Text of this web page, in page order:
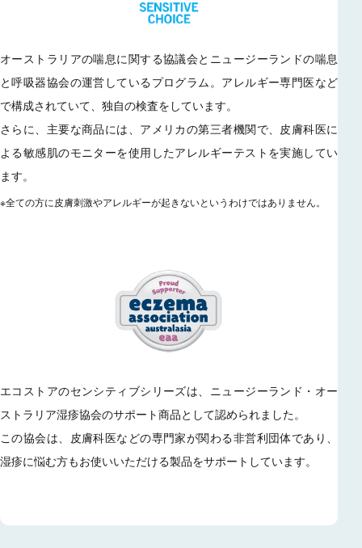
オーストラリアの喘息に関する協議会とニュージーランドの喘息
と呼吸器協会の運営しているプログラム。アレルギー専門医など
で構成されていて、独自の検査をしています。
さらに、主要な商品には、アメリカの第三者機関で、皮膚科医に
よる敏感肌のモニターを使用したアレルギーテストを実施してい
ます。
※全ての方に皮膚刺激やアレルギーが起きないというわけではありません。
エコストアのセンシティブシリーズは、ニュージーランド・オー
ストラリア湿疹協会のサポート商品として認められました。
この協会は、皮膚科医などの専門家が関わる非営利団体であり、
湿疹に悩む方もお使いいただける製品をサポートしています。